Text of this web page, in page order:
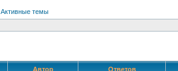
Активные темы
Автор Ответов